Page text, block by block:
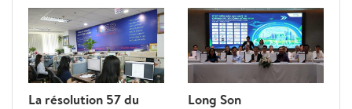
politique du Parti (13e mandat), le leader
suprême a souligné que les infrastructures
ne servent pas seulement la production et la
vie quotidienne, mais sont également
devenues un facteur déterminant de la
compétitivité nationale. Elles doivent être
La résolution 57 du
Long Son